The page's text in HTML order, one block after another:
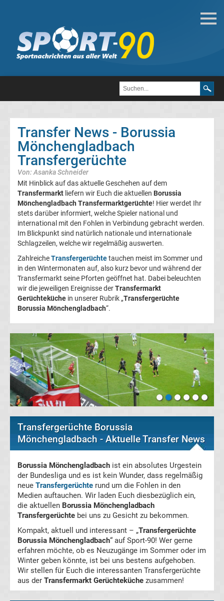
Deutsche
Transfergerüchte
FC
Heidenheim
1846
Transfergerüchte
1.
FC
Kaiserslautern
Transfergerüchte
Köln
Transfergerüchte
FC
Transfergerüchte
1.
FC
Nürnberg
Transfergerüchte
Transfer News - Borussia
Mönchengladbach
Transfergerüchte
Von: Asanka Schneider
Mit Hinblick auf das aktuelle Geschehen auf dem
Transfermarkt liefern wir Euch die aktuellen Borussia
Mönchengladbach Transfermarktgerüchte! Hier werdet Ihr
stets darüber informiert, welche Spieler national und
international mit den Fohlen in Verbindung gebracht werden.
Im Blickpunkt sind natürlich nationale und internationale
Schlagzeilen, welche wir regelmäßig auswerten.
ZahlreicheTransfergerüchtetauchen meist im Sommer und
in den Wintermonaten auf, also kurz bevor und während der
Transfermarkt seine Pforten geöffnet hat. Dabei beleuchten
wir die jeweiligen Ereignisse derTransfermarkt
Gerüchteküche in unserer Rubrik „Transfergerüchte
Borussia Mönchengladbach“.
Transfergerüchte Borussia
Mönchengladbach - Aktuelle Transfer News
Borussia Mönchengladbach ist ein absolutes Urgestein
der Bundesliga und es ist kein Wunder, dass regelmäßig
neue Transfergerüchte rund um die Fohlen in den
Medien auftauchen. Wir laden Euch diesbezüglich ein,
die aktuellen Borussia Mönchengladbach
Transfergerüchte bei uns zu Gesicht zu bekommen.
Kompakt, aktuell und interessant – „Transfergerüchte
Borussia Mönchengladbach“ auf Sport-90! Wer gerne
erfahren möchte, ob es Neuzugänge im Sommer oder im
Winter geben könnte, ist bei uns bestens aufgehoben.
Wir stellen für Euch die interessanten Transfergerüchte
aus der Transfermarkt Gerüchteküche zusammen!